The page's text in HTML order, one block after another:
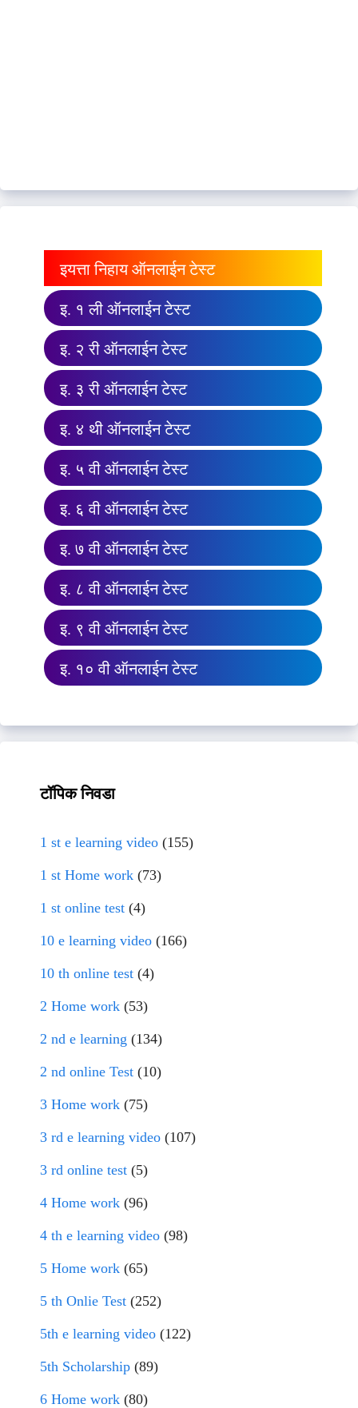
इयत्ता निहाय ऑनलाईन टेस्ट
इ. १ ली ऑनलाईन टेस्ट
इ. २ री ऑनलाईन टेस्ट
इ. ३ री ऑनलाईन टेस्ट
इ. ४ थी ऑनलाईन टेस्ट
इ. ५ वी ऑनलाईन टेस्ट
इ. ६ वी ऑनलाईन टेस्ट
इ. ७ वी ऑनलाईन टेस्ट
इ. ८ वी ऑनलाईन टेस्ट
इ. ९ वी ऑनलाईन टेस्ट
इ. १० वी ऑनलाईन टेस्ट
टॉपिक निवडा
1 st e learning video (155)
1 st Home work (73)
1 st online test (4)
10 e learning video (166)
10 th online test (4)
2 Home work (53)
2 nd e learning (134)
2 nd online Test (10)
3 Home work (75)
3 rd e learning video (107)
3 rd online test (5)
4 Home work (96)
4 th e learning video (98)
5 Home work (65)
5 th Onlie Test (252)
5th e learning video (122)
5th Scholarship (89)
6 Home work (80)